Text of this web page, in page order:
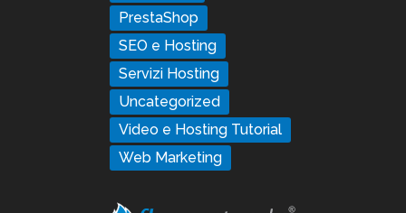
PrestaShop
SEO e Hosting
Servizi Hosting
Uncategorized
Video e Hosting Tutorial
Web Marketing